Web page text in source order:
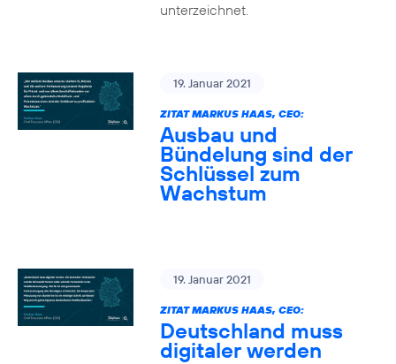
unterzeichnet.
19. Januar 2021
ZITAT MARKUS HAAS, CEO:
Ausbau und
Bündelung sind der
Schlüssel zum
Wachstum
19. Januar 2021
ZITAT MARKUS HAAS, CEO:
Deutschland muss
digitaler werden